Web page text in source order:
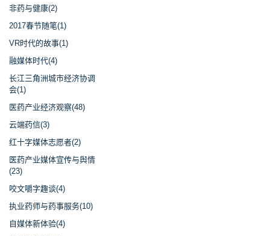
非药与健康(2)
2017春节随笔(1)
VR时代的故事(1)
融媒体时代(4)
长江三角洲城市经济协调
会(1)
医药产业经济观察(48)
云端药信(3)
红十字媒体志愿者(2)
医药产业媒体宣传与舆情
(23)
咬文嚼字趣谈(4)
执业药师与药事服务(10)
自媒体新体验(4)